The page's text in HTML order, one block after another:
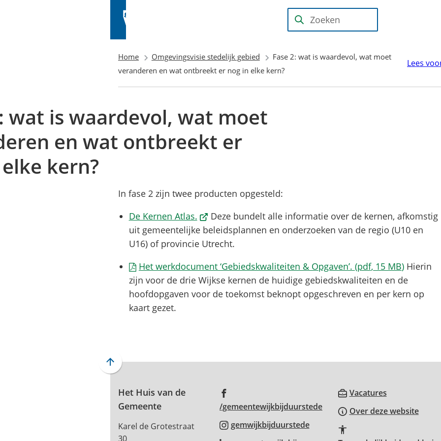
externe
website)
Zoeken
Home Omgevingsvisie stedelijk gebied
Fase 2: wat is waardevol, wat moet
veranderen en wat ontbreekt er nog in elke kern?
Lees
wat is waardevol, wat moet
en wat ontbreekt er
kern?
In fase 2 zijn twee producten opgesteld:
De Kernen Atlas.(Verwijst
naar
een
website)
Deze bundelt alle informatie over de kernen, afkomstig
uit gemeentelijke beleidsplannen en onderzoeken van de regio (U10 en
U16) of provincie Utrecht.
Het werkdocument ‘Gebiedskwaliteiten & Opgaven’. (pdf, 15 MB)Hierin
zijn voor de drie Wijkse kernen de huidige gebiedskwaliteiten en de
hoofdopgaven voor de toekomst beknopt opgeschreven en per kern op
kaart gezet.
Scroll
boven
naar
begin
Het Huis van de
Gemeente
Karel de Grotestraat
30
/gemeentewijkbijduurstede(Verwijst
naar
gemwijkbijduurstede(Verwijst
Vacatures(Verwijst
naar
Over deze website